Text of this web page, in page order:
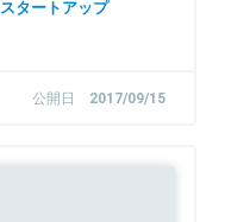
スタートアップ
公開日 2017/09/15